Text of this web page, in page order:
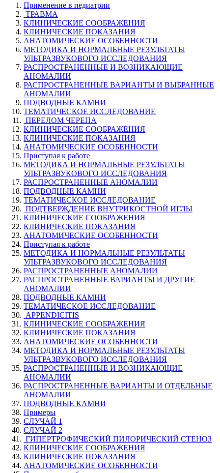
Применение в педиатрии
ТРАВМА
КЛИНИЧЕСКИЕ СООБРАЖЕНИЯ
КЛИНИЧЕСКИЕ ПОКАЗАНИЯ
АНАТОМИЧЕСКИЕ ОСОБЕННОСТИ
МЕТОДИКА И НОРМАЛЬНЫЕ РЕЗУЛЬТАТЫ
УЛЬТРАЗВУКОВОГО ИССЛЕДОВАНИЯ
РАСПРОСТРАНЕННЫЕ И ВОЗНИКАЮЩИЕ
АНОМАЛИИ
РАСПРОСТРАНЕННЫЕ ВАРИАНТЫ И ВЫБРАННЫЕ
АНОМАЛИИ
ПОДВОДНЫЕ КАМНИ
ТЕМАТИЧЕСКОЕ ИССЛЕДОВАНИЕ
ПЕРЕЛОМ ЧЕРЕПА
КЛИНИЧЕСКИЕ СООБРАЖЕНИЯ
КЛИНИЧЕСКИЕ ПОКАЗАНИЯ
АНАТОМИЧЕСКИЕ ОСОБЕННОСТИ
Приступая к работе
МЕТОДИКА И НОРМАЛЬНЫЕ РЕЗУЛЬТАТЫ
УЛЬТРАЗВУКОВОГО ИССЛЕДОВАНИЯ
РАСПРОСТРАНЕННЫЕ АНОМАЛИИ
ПОДВОДНЫЕ КАМНИ
ТЕМАТИЧЕСКОЕ ИССЛЕДОВАНИЕ
ПОДТВЕРЖДЕНИЕ ВНУТРИКОСТНОЙ ИГЛЫ
КЛИНИЧЕСКИЕ СООБРАЖЕНИЯ
КЛИНИЧЕСКИЕ ПОКАЗАНИЯ
АНАТОМИЧЕСКИЕ ОСОБЕННОСТИ
Приступая к работе
МЕТОДИКА И НОРМАЛЬНЫЕ РЕЗУЛЬТАТЫ
УЛЬТРАЗВУКОВОГО ИССЛЕДОВАНИЯ
РАСПРОСТРАНЕННЫЕ АНОМАЛИИ
РАСПРОСТРАНЕННЫЕ ВАРИАНТЫ И ДРУГИЕ
АНОМАЛИИ
ПОДВОДНЫЕ КАМНИ
ТЕМАТИЧЕСКОЕ ИССЛЕДОВАНИЕ
APPENDICITIS
КЛИНИЧЕСКИЕ СООБРАЖЕНИЯ
КЛИНИЧЕСКИЕ ПОКАЗАНИЯ
АНАТОМИЧЕСКИЕ ОСОБЕННОСТИ
МЕТОДИКА И НОРМАЛЬНЫЕ РЕЗУЛЬТАТЫ
УЛЬТРАЗВУКОВОГО ИССЛЕДОВАНИЯ
РАСПРОСТРАНЕННЫЕ И ВОЗНИКАЮЩИЕ
АНОМАЛИИ
РАСПРОСТРАНЕННЫЕ ВАРИАНТЫ И ОТДЕЛЬНЫЕ
АНОМАЛИИ
ПОДВОДНЫЕ КАМНИ
Примеры
СЛУЧАЙ 1
СЛУЧАЙ 2
ГИПЕРТРОФИЧЕСКИЙ ПИЛОРИЧЕСКИЙ СТЕНОЗ
КЛИНИЧЕСКИЕ СООБРАЖЕНИЯ
КЛИНИЧЕСКИЕ ПОКАЗАНИЯ
АНАТОМИЧЕСКИЕ ОСОБЕННОСТИ